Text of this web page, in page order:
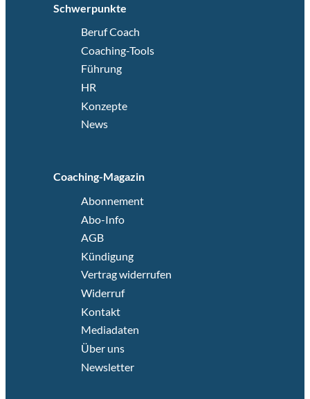
Schwerpunkte
Beruf Coach
Coaching-Tools
Führung
HR
Konzepte
News
Coaching-Magazin
Abonnement
Abo-Info
AGB
Kündigung
Vertrag widerrufen
Widerruf
Kontakt
Mediadaten
Über uns
Newsletter